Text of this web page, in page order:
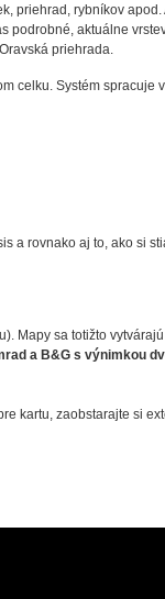
priehrad, rybníkov
podrobné, aktuálne
priehrada.
celku. Systém spracuje
a rovnako aj to, ako si
Mapy sa totižto
a B&G s výnimkou
kartu, zaobstarajte si